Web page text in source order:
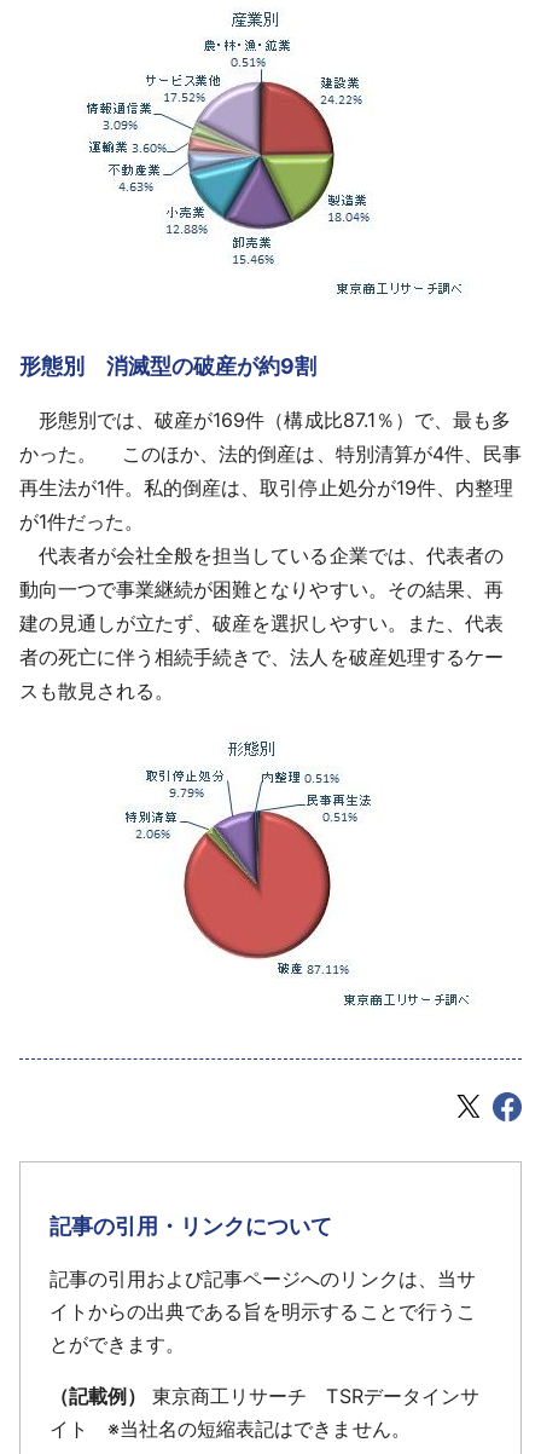
形態別 消滅型の破産が約9割
形態別では、破産が169件（構成比87.1％）で、最も多
かった。 このほか、法的倒産は、特別清算が4件、民事
再生法が1件。私的倒産は、取引停止処分が19件、内整理
が1件だった。
代表者が会社全般を担当している企業では、代表者の
動向一つで事業継続が困難となりやすい。その結果、再
建の見通しが立たず、破産を選択しやすい。また、代表
者の死亡に伴う相続手続きで、法人を破産処理するケー
スも散見される。
記事の引用・リンクについて
記事の引用および記事ページへのリンクは、当サ
イトからの出典である旨を明示することで行うこ
とができます。
（記載例）
東京商工リサーチ TSRデータインサ
イト ※当社名の短縮表記はできません。